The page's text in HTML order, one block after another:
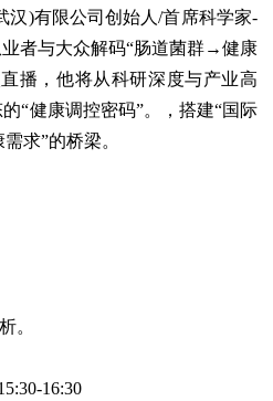
汉)有限公司创始人/首席科学家-
者与大众解码“肠道菌群→健康
播，他将从科研深度与产业高
“健康调控密码”。，搭建“国际
求”的桥梁。
。
16:30